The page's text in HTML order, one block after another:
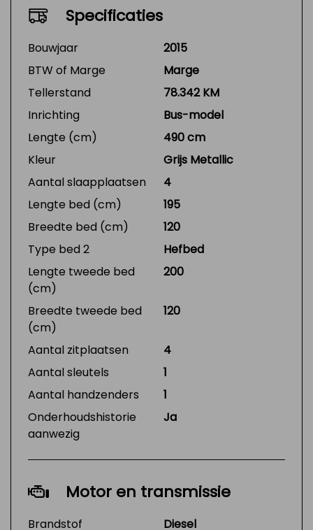
Specificaties
Bouwjaar
2015
BTW of Marge
Marge
Tellerstand
78.342 KM
Inrichting
Bus-model
Lengte (cm)
490 cm
Kleur
Grijs Metallic
Aantal slaapplaatsen
4
Lengte bed (cm)
195
Breedte bed (cm)
120
Type bed 2
Hefbed
Lengte tweede bed
(cm)
200
Breedte tweede bed
(cm)
120
Aantal zitplaatsen
4
Aantal sleutels
1
Aantal handzenders
1
Onderhoudshistorie
aanwezig
Ja
Motor en transmissie
Brandstof
Diesel